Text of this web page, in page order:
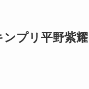
プリ平野紫耀